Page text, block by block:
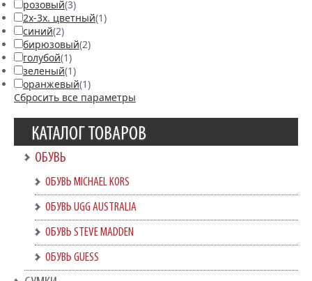
розовый(3)
2х-3х. цветный(1)
синий(2)
бирюзовый(2)
голубой(1)
зеленый(1)
оранжевый(1)
Сбросить все параметры
КАТАЛОГ ТОВАРОВ
ОБУВЬ
ОБУВЬ MICHAEL KORS
ОБУВЬ UGG AUSTRALIA
ОБУВЬ STEVE MADDEN
ОБУВЬ GUESS